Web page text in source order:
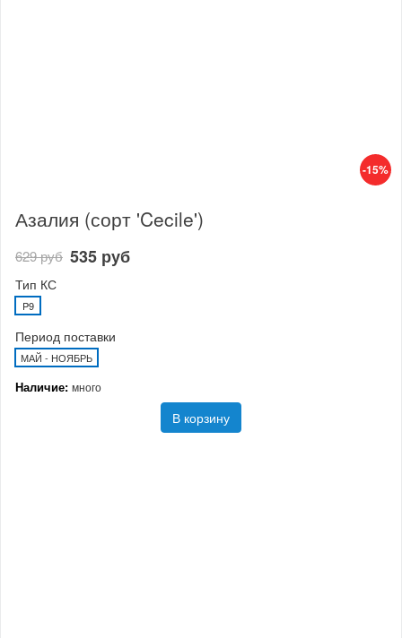
-15%
Азалия (сорт 'Cecile')
629 руб 535 руб
Тип КС
P9
Период поставки
МАЙ - НОЯБРЬ
Наличие: много
В корзину